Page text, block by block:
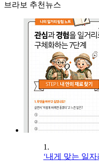
브라보 추천뉴스
1.
‘내게 맞는 일